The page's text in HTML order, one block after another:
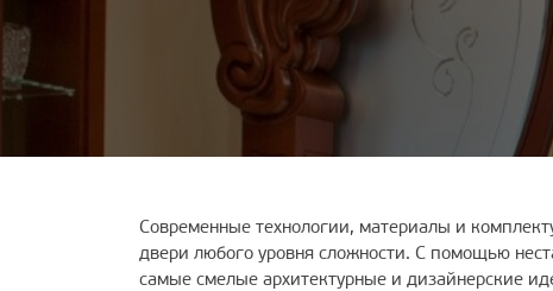
Современные технологии, материалы и
двери любого уровня сложности. С помощью
самые смелые архитектурные и дизайнерские